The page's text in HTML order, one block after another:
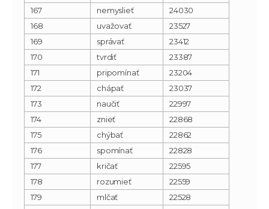
167
nemyslieť
24030
168
uvažovať
23527
169
správať
23412
170
tvrdiť
23387
171
pripomínať
23204
172
chápať
23037
173
naučiť
22997
174
znieť
22868
175
chýbať
22862
176
spomínať
22828
177
kričať
22595
178
rozumieť
22559
179
mlčať
22528